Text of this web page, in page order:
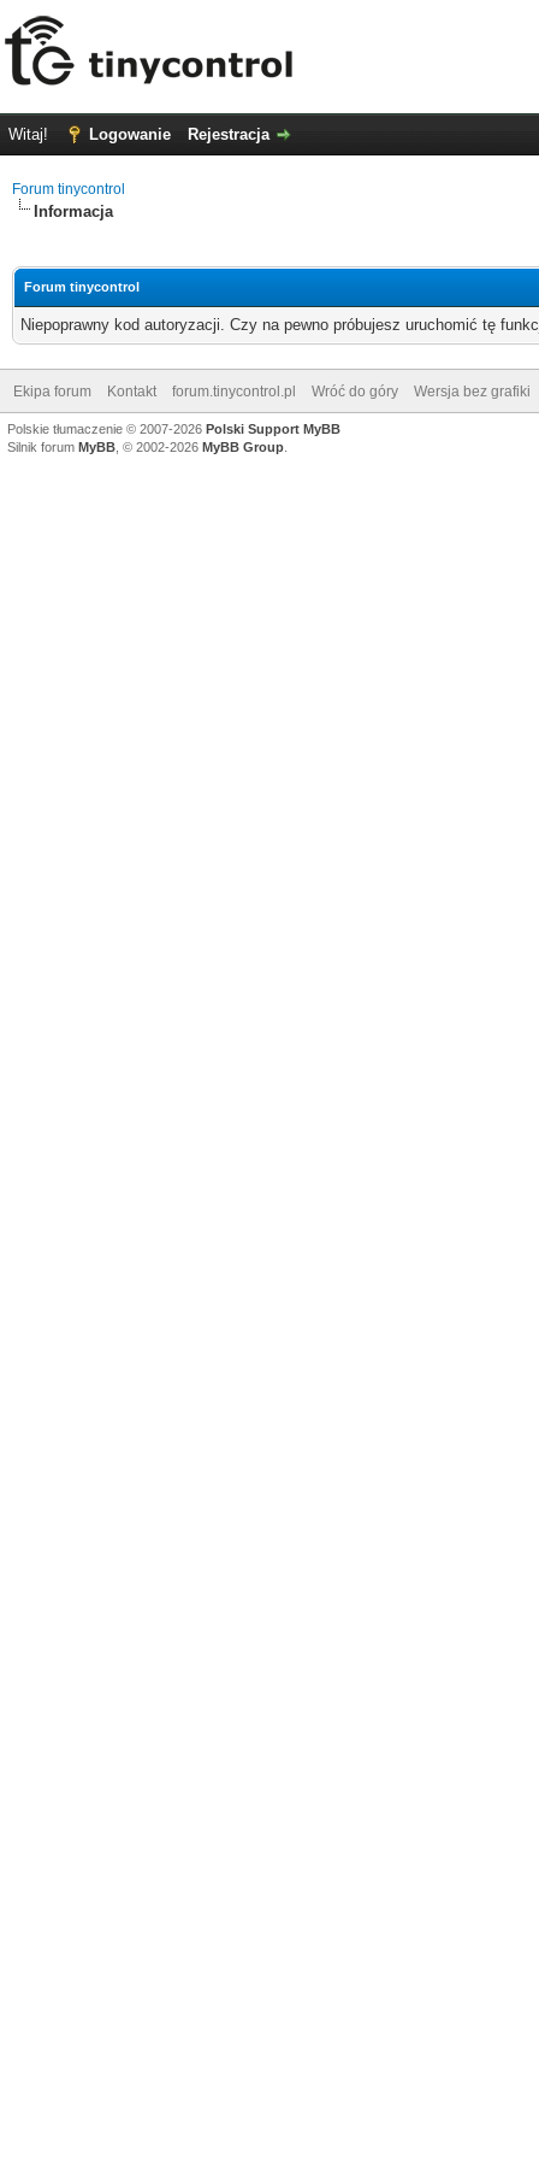
Witaj! Logowanie Rejestracja
Forum tinycontrol
Informacja
Forum tinycontrol
Niepoprawny kod autoryzacji. Czy na pewno próbujesz uruchomić tę
Ekipa forum Kontakt forum.tinycontrol.pl Wróć do góry Wersja bez grafiki
Polskie tłumaczenie © 2007-2026 Polski Support MyBB
Silnik forum MyBB , © 2002-2026 MyBB Group